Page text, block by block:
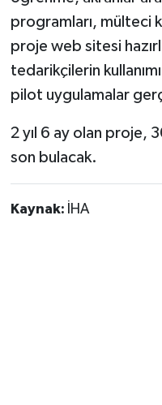
programları, mülteci
proje web sitesi
tedarikçilerin
pilot uygulamalar
2 yıl 6 ay olan proje,
son bulacak.
Kaynak: İHA